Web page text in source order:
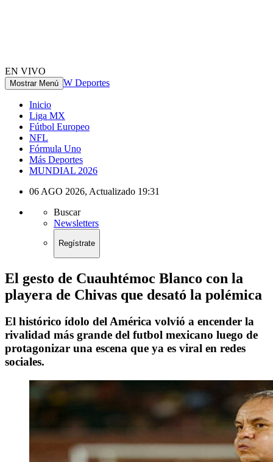
EN VIVO
Mostrar Menú W Deportes
Inicio
Liga MX
Fútbol Europeo
NFL
Fórmula Uno
Más Deportes
MUNDIAL 2026
06 AGO 2026, Actualizado 19:31
Buscar
Newsletters
Regístrate
El gesto de Cuauhtémoc Blanco con la
playera de Chivas que desató la polémica
El histórico ídolo del América volvió a encender la
rivalidad más grande del futbol mexicano luego de
protagonizar una escena que ya es viral en redes
sociales.